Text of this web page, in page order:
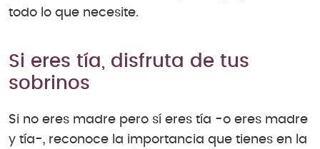
todo lo que necesite.
Si eres tía, disfruta de tus
sobrinos
Si no eres madre pero sí eres tía -o eres madre
y tía-, reconoce la importancia que tienes en la